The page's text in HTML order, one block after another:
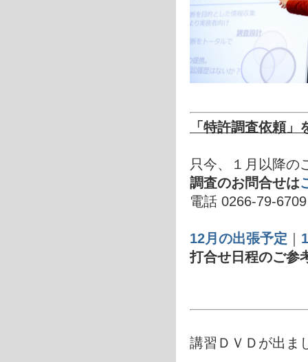
「特許調査依頼
只今、１月以降の
調査のお問合せは
電話 0266-79-
12月の出張予定
打合せ日程のご参
講習ＤＶＤが出ま